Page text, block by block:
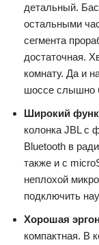
детальный.
остальными
сегмента
достаточная.
комнату. Да и
шоссе слышно
Широкий
колонка JBL с
Bluetooth в
также и с
неплохой
подключить
Хорошая
компактная. В